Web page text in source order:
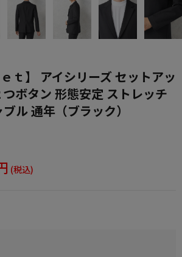
ｔ】 アイシリーズ セットアッ
ボタン 形態安定 ストレッチ
ル 通年（ブラック）
(税込)